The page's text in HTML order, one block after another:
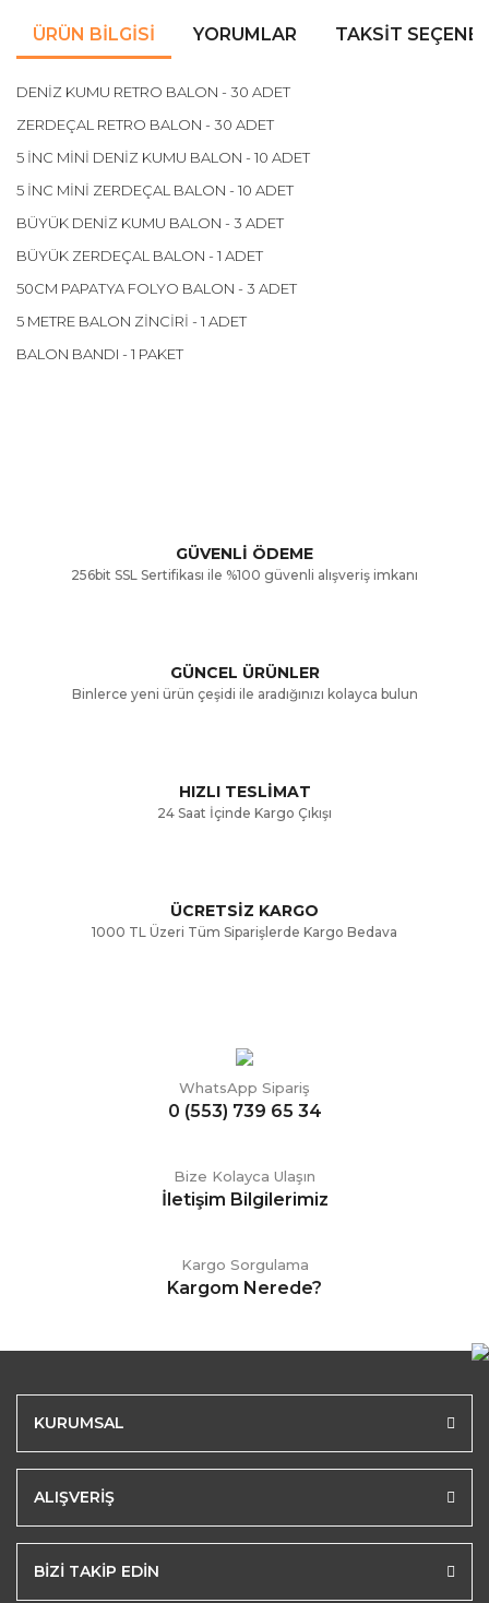
ÜRÜN BILGISI YORUMLAR TAKSIT
DENİZ KUMU RETRO BALON - 30 ADET
ZERDEÇAL RETRO BALON - 30 ADET
5 İNC MİNİ DENİZ KUMU BALON - 10 ADET
5 İNC MİNİ ZERDEÇAL BALON - 10 ADET
BÜYÜK DENİZ KUMU BALON - 3 ADET
BÜYÜK ZERDEÇAL BALON - 1 ADET
50CM PAPATYA FOLYO BALON - 3 ADET
5 METRE BALON ZİNCİRİ - 1 ADET
BALON BANDI - 1 PAKET
Ürün resmi kalitesiz, bozuk veya görüntülenemiyor.
Ürün bilgilerinde hatalar bulunuyor.
Gönder
GÜVENLİ ÖDEME
256bit SSL Sertifikası ile %100 güvenli alışveriş imkanı
GÜNCEL ÜRÜNLER
Binlerce yeni ürün çeşidi ile aradığınızı kolayca bulun
HIZLI TESLİMAT
24 Saat İçinde Kargo Çıkışı
ÜCRETSİZ KARGO
1000 TL Üzeri Tüm Siparişlerde Kargo Bedava
WhatsApp Sipariş
0 (553) 739 65 34
Bize Kolayca Ulaşın
İletişim Bilgilerimiz
Kargo Sorgulama
Kargom Nerede?
KURUMSAL
ALIŞVERİŞ
BİZİ TAKİP EDİN